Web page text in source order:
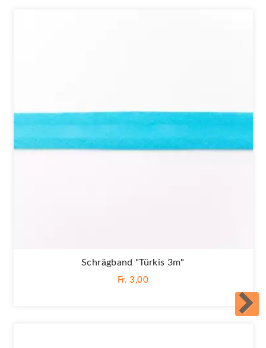
Schrägband "Türkis 3m"
Fr. 3,00